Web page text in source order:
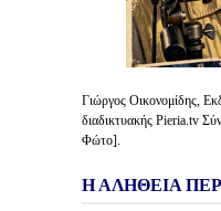
Γιώργος Οικονομίδης,
διαδικτυακής Pieria.tv
Φώτο].
Η ΑΛΗΘΕΙΑ